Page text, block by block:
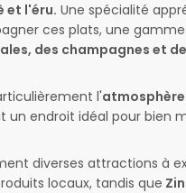
et l'éru. Une spécialité
ces plats, une
des champagnes et
l'
un endroit idéal pour bien
diverses attractions à
locaux, tandis que